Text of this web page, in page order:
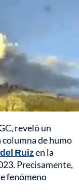
reveló un
columna de humo
Ruizen la
Precisamente,
fenómeno